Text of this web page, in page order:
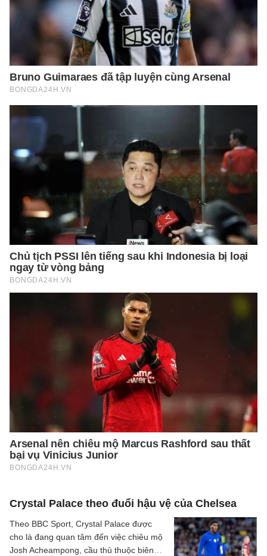
Crystal Palace theo đuổi hậu vệ của Chelsea
Theo BBC Sport, Crystal Palace được
cho là đang quan tâm đến việc chiêu mộ
Josh Acheampong, cầu thủ thuộc biên